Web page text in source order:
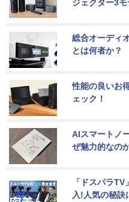
ジェクター3
総合オーディ
とは何者か？
性能の良いお
ェック！
AIスマートノ
ぜ魅力的なの
「ドスパラ
入!人気の秘訣